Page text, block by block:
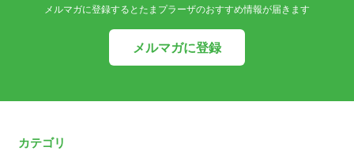
メルマガに登録するとたまプラーザのおすすめ情報が届きます
メルマガに登録
カテゴリ